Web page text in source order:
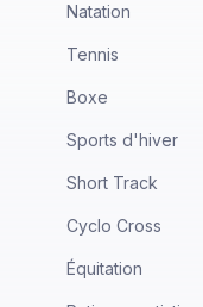
Natation
Tennis
Boxe
Sports d'hiver
Short Track
Cyclo Cross
Équitation